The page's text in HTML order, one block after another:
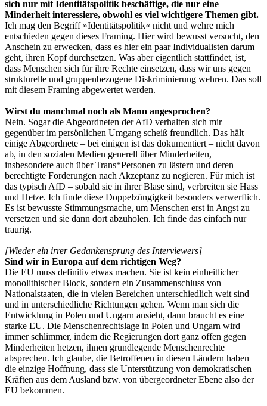
sich nur mit Identitätspolitik beschäftige, die nur eine
Minderheit interessiere, obwohl es viel wichtigere Themen gibt.
Ich mag den Begriff »Identitätspolitik« nicht und wehre mich
entschieden gegen dieses Framing. Hier wird bewusst versucht, den
Anschein zu erwecken, dass es hier ein paar Individualisten darum
geht, ihren Kopf durchsetzen. Was aber eigentlich stattfindet, ist,
dass Menschen sich für ihre Rechte einsetzen, dass wir uns gegen
strukturelle und gruppenbezogene Diskriminierung wehren. Das soll
mit diesem Framing abgewertet werden.
Wirst du manchmal noch als Mann angesprochen?
Nein. Sogar die Abgeordneten der AfD verhalten sich mir
gegenüber im persönlichen Umgang scheiß freundlich. Das hält
einige Abgeordnete – bei einigen ist das dokumentiert – nicht davon
ab, in den sozialen Medien generell über Minderheiten,
insbesondere auch über Trans*Personen zu lästern und deren
berechtigte Forderungen nach Akzeptanz zu negieren. Für mich ist
das typisch AfD – sobald sie in ihrer Blase sind, verbreiten sie Hass
und Hetze. Ich finde diese Doppelzüngigkeit besonders verwerflich.
Es ist bewusste Stimmungsmache, um Menschen erst in Angst zu
versetzen und sie dann dort abzuholen. Ich finde das einfach nur
traurig.
[Wieder ein irrer Gedankensprung des Interviewers]
Sind wir in Europa auf dem richtigen Weg?
Die EU muss definitiv etwas machen. Sie ist kein einheitlicher
monolithischer Block, sondern ein Zusammenschluss von
Nationalstaaten, die in vielen Bereichen unterschiedlich weit sind
und in unterschiedliche Richtungen gehen. Wenn man sich die
Entwicklung in Polen und Ungarn ansieht, dann braucht es eine
starke EU. Die Menschenrechtslage in Polen und Ungarn wird
immer schlimmer, indem die Regierungen dort ganz offen gegen
Minderheiten hetzen, ihnen grundlegende Menschenrechte
absprechen. Ich glaube, die Betroffenen in diesen Ländern haben
die einzige Hoffnung, dass sie Unterstützung von demokratischen
Kräften aus dem Ausland bzw. von übergeordneter Ebene also der
EU bekommen.